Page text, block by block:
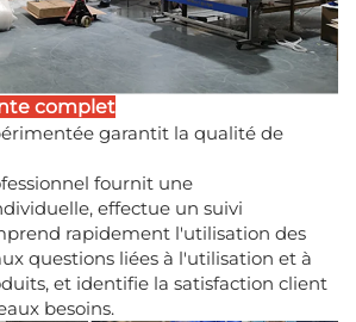
complet
garantit la qualité de
fournit une
effectue un suivi
rapidement l'utilisation des
questions liées à l'utilisation et à
et identifie la satisfaction client
besoins.